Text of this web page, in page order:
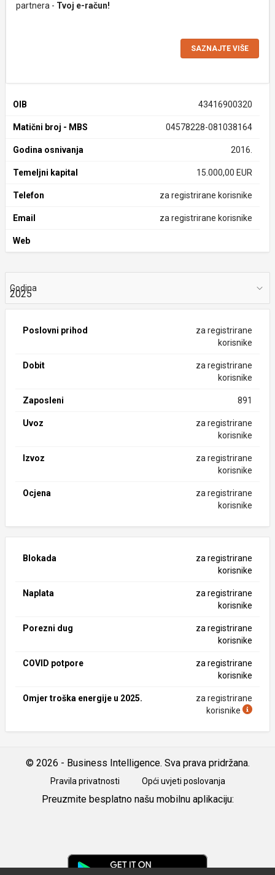
partnera - Tvoj e-račun!
SAZNAJTE VIŠE
OIB 43416900320
Matični broj - MBS 04578228-081038164
Godina osnivanja 2016.
Temeljni kapital 15.000,00 EUR
Telefon za registrirane korisnike
Email za registrirane korisnike
Web
Godina
Poslovni prihod
za registrirane
korisnike
Dobit
za registrirane
korisnike
Zaposleni 891
Uvoz
za registrirane
korisnike
Izvoz
za registrirane
korisnike
Ocjena
za registrirane
korisnike
Blokada
za registrirane
korisnike
Naplata
za registrirane
korisnike
Porezni dug
za registrirane
korisnike
COVID potpore
za registrirane
korisnike
Omjer troška energije u 2025.
za registrirane
korisnike
© 2026 - Business Intelligence. Sva prava pridržana.
Pravila privatnosti Opći uvjeti poslovanja
Preuzmite besplatno našu mobilnu aplikaciju: